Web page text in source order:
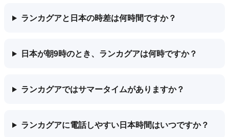
ランカグアと日本の時差は何時間ですか？
日本が朝9時のとき、ランカグアは何時ですか？
ランカグアではサマータイムがありますか？
ランカグアに電話しやすい日本時間はいつですか？